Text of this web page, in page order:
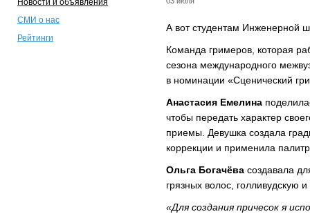
Новости и объявления
СМИ о нас
Рейтинги
А вот студентам
Команда гримеров, которая
сезона международного
в номинации «Сценический
Анастасия Емелина
чтобы передать характер
приемы. Девушка создала
коррекции и применила
Ольга Богачёва создавала
грязных волос, голливудскую
«Для создания причесок я